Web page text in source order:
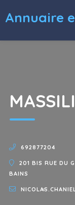
Annuaire
692877204
201 BIS RUE DU
BAINS